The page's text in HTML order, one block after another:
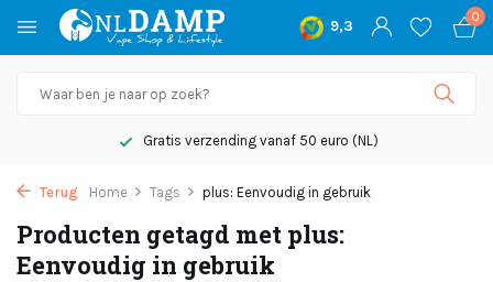
9,3
0
Gratis verzending vanaf 50 euro (NL)
Terug Home Tags plus: Eenvoudig in gebruik
Producten getagd met plus:
Eenvoudig in gebruik